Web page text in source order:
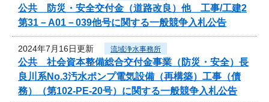
公共 防災・安全交付金（道路改良）他 工事/工建2
第31－A01－039他号に関する一般競争入札公告
2024年7月16日更新 流域浄水事務所
公共 社会資本整備総合交付金事業（防災・安全）長
良川系No.3汚水ポンプ電気設備（再構築）工事（債
務）（第102-PE-20号）に関する一般競争入札公告